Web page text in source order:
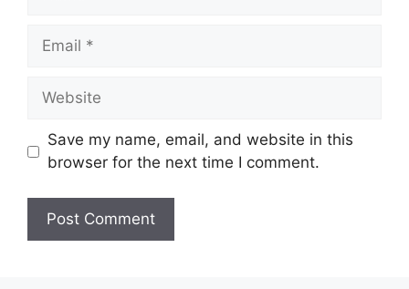
Email
Website
Save my name, email, and website in this
browser for the next time I comment.